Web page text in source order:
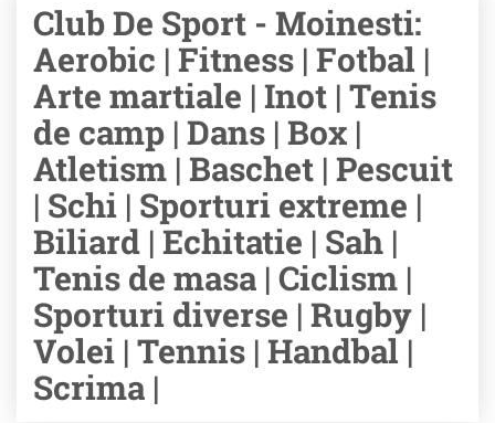
Club De Sport - Moinesti:
Aerobic | Fitness | Fotbal |
Arte martiale | Inot | Tenis
de camp | Dans | Box |
Atletism | Baschet | Pescuit
| Schi | Sporturi extreme |
Biliard | Echitatie | Sah |
Tenis de masa | Ciclism |
Sporturi diverse | Rugby |
Volei | Tennis | Handbal |
Scrima |